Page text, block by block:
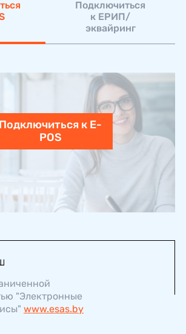
Подключиться
к ЕРИП/
эквайринг
Подключиться к E-
POS
"Электронные
www.esas.by